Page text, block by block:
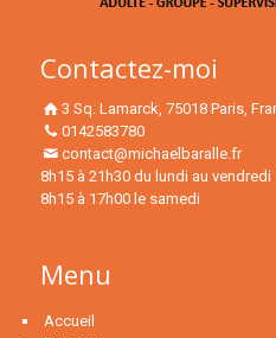
Contactez-moi
3 Sq. Lamarck, 75018 Paris,
0142583780
contact@michaelbaralle.fr
8h15 à 21h30 du lundi au vendredi
8h15 à 17h00 le samedi
Menu
Accueil